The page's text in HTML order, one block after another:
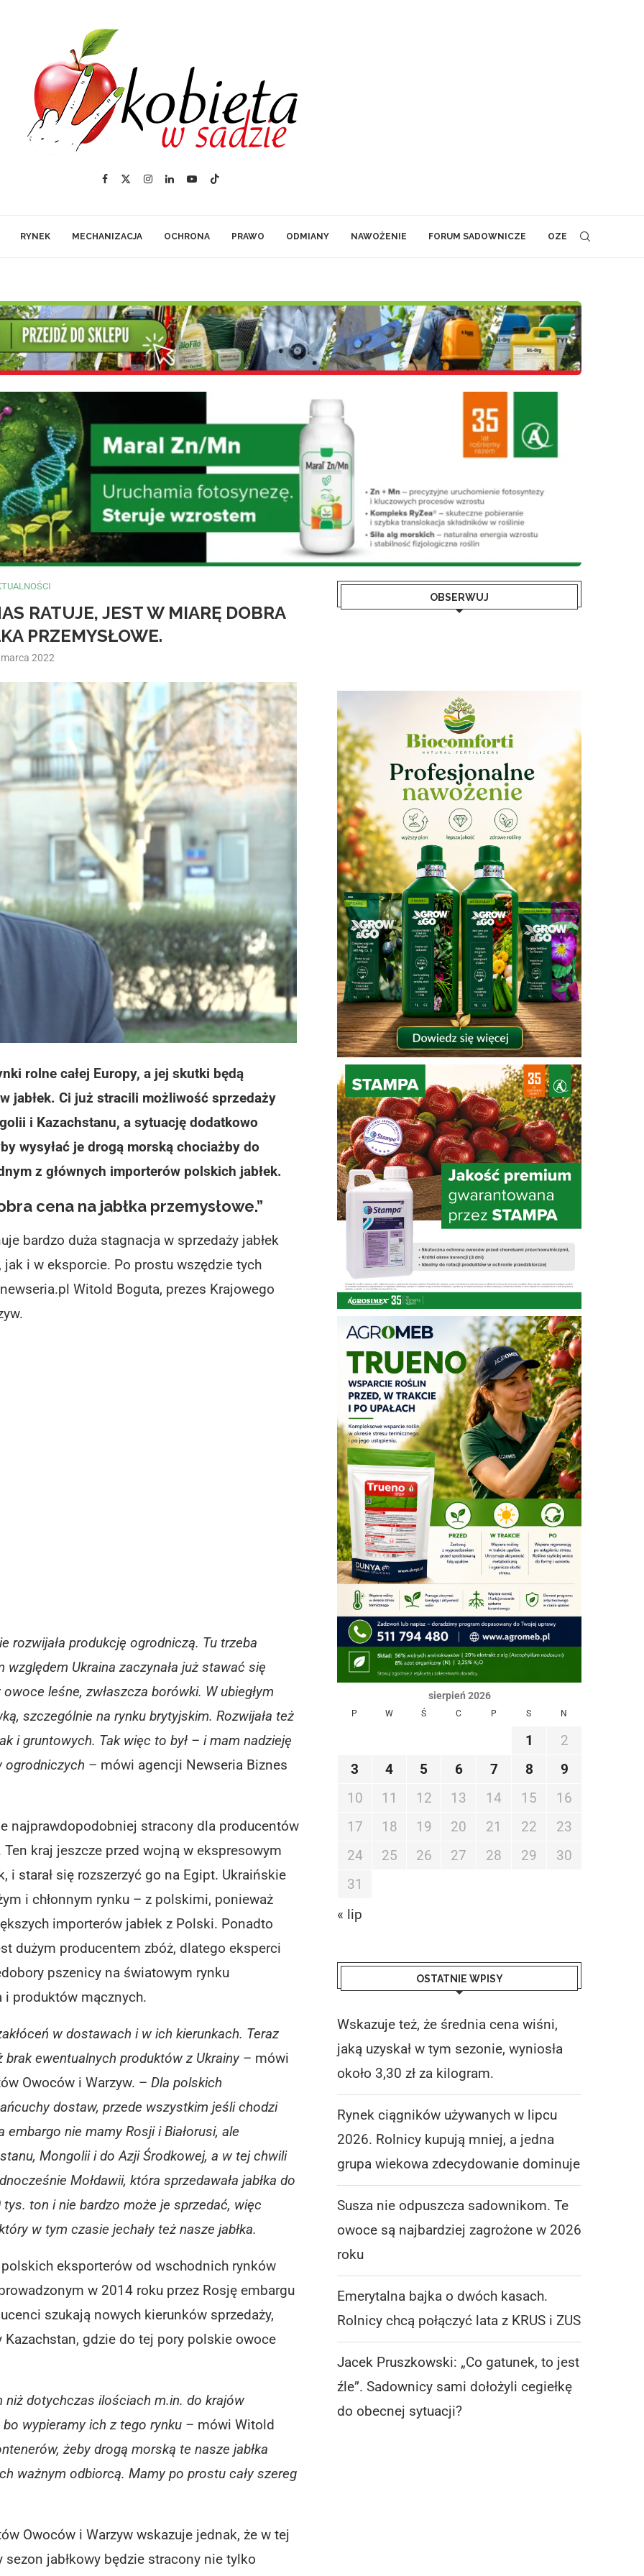
RYNEK MECHANIZACJA OCHRONA PRAWO ODMIANY NAWOŻENIE FORUM SADOWNICZE OZE
RATUJE, JEST W MIARĘ DOBRA
PRZEMYSŁOWE.
2022
rolne całej Europy, a jej skutki będą
jabłek. Ci już stracili możliwość sprzedaży
i Kazachstanu, a sytuację dodatkowo
wysyłać je drogą morską chociażby do
z głównych importerów polskich jabłek.
cena na jabłka przemysłowe.”
bardzo duża stagnacja w sprzedaży jabłek
i w eksporcie. Po prostu wszędzie tych
Witold Boguta, prezes Krajowego
rozwijała produkcję ogrodniczą. Tu trzeba
względem Ukraina zaczynała już stawać się
leśne, zwłaszcza borówki. W ubiegłym
szczególnie na rynku brytyjskim. Rozwijała też
i gruntowych. Tak więc to był – i mam nadzieję
ogrodniczych – mówi agencji Newseria Biznes
najprawdopodobniej stracony dla producentów
kraj jeszcze przed wojną w ekspresowym
i starał się rozszerzyć go na Egipt. Ukraińskie
i chłonnym rynku – z polskimi, ponieważ
importerów jabłek z Polski. Ponadto
dużym producentem zbóż, dlatego eksperci
pszenicy na światowym rynku
i produktów mącznych.
w dostawach i w ich kierunkach. Teraz
ewentualnych produktów z Ukrainy – mówi
Owoców i Warzyw. – Dla polskich
dostaw, przede wszystkim jeśli chodzi
nie mamy Rosji i Białorusi, ale
Mongolii i do Azji Środkowej, a w tej chwili
Mołdawii, która sprzedawała jabłka do
tys. ton i nie bardzo może je sprzedać, więc
w tym czasie jechały też nasze jabłka.
eksporterów od wschodnich rynków
w 2014 roku przez Rosję embargu
szukają nowych kierunków sprzedaży,
gdzie do tej pory polskie owoce
niż dotychczas ilościach m.in. do krajów
wypieramy ich z tego rynku – mówi Witold
żeby drogą morską te nasze jabłka
ważnym odbiorcą. Mamy po prostu cały szereg
Owoców i Warzyw wskazuje jednak, że w tej
jabłkowy będzie stracony nie tylko
OBSERWUJ
sierpień 2026
P W Ś C P S N
1
2
3
4 5 6 7 8
9
10
11 12 13 14 15
16
17
18 19 20 21 22
23
24
25 26 27 28 29
30
31
« lip
OSTATNIE WPISY
Wskazuje też, że średnia cena wiśni,
jaką uzyskał w tym sezonie, wyniosła
około 3,30 zł za kilogram.
Rynek ciągników używanych w lipcu
2026. Rolnicy kupują mniej, a jedna
grupa wiekowa zdecydowanie dominuje
Susza nie odpuszcza sadownikom. Te
owoce są najbardziej zagrożone w 2026
roku
Emerytalna bajka o dwóch kasach.
Rolnicy chcą połączyć lata z KRUS i ZUS
Jacek Pruszkowski: „Co gatunek, to jest
źle”. Sadownicy sami dołożyli cegiełkę
do obecnej sytuacji?